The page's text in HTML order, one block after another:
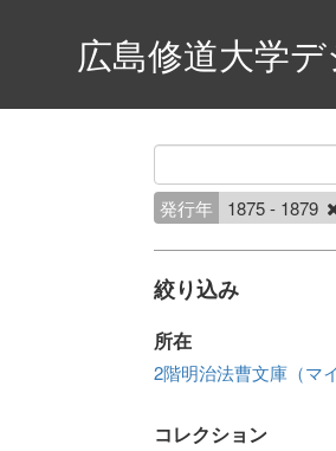
広島修道大学
発行年 1875 - 1879
絞り込み
所在
2階明治法曹文庫（マ
コレクション